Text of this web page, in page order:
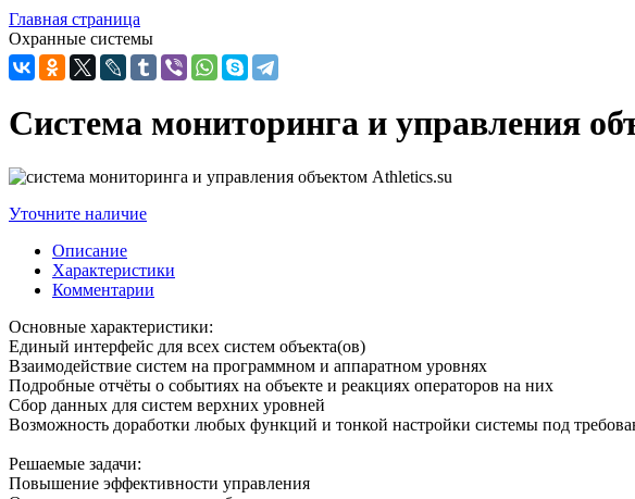
Главная страница
Охранные системы
Система мониторинга и управления
Уточните наличие
Описание
Характеристики
Комментарии
Основные характеристики:
Единый интерфейс для всех систем объекта(ов)
Взаимодействие систем на программном и аппаратном уровнях
Подробные отчёты о событиях на объекте и реакциях операторов на них
Сбор данных для систем верхних уровней
Возможность доработки любых функций и тонкой настройки системы под
Решаемые задачи:
Повышение эффективности управления